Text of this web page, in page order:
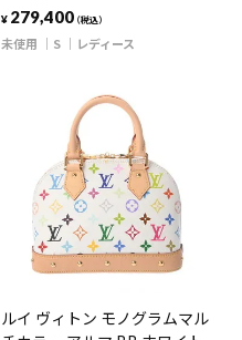
¥ 279,400（税込）
未使用 S レディース
ルイ ヴィトン モノグラムマル